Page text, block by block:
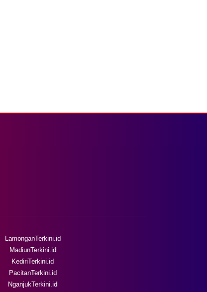
LamonganTerkini.id
MadiunTerkini.id
KediriTerkini.id
PacitanTerkini.id
NganjukTerkini.id